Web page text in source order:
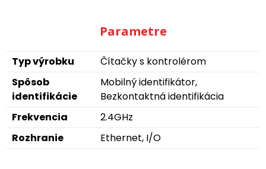
Parametre
Typ výrobku
Čítačky s kontrolérom
Spôsob
identifikácie
Mobilný identifikátor,
Bezkontaktná identifikácia
Frekvencia
2.4GHz
Rozhranie
Ethernet, I/O